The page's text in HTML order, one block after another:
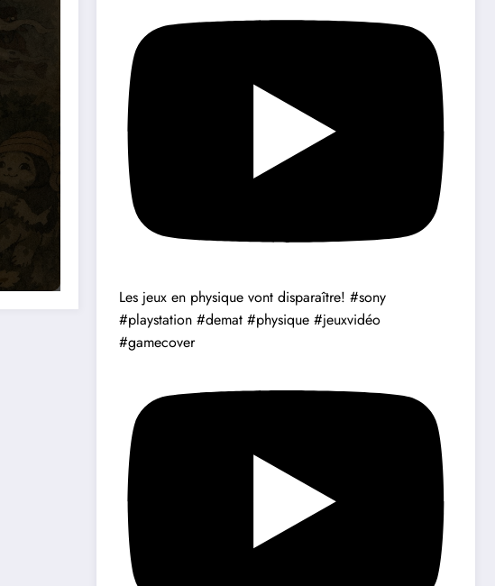
Les jeux en physique vont disparaître! #sony
#playstation #demat #physique #jeuxvidéo
#gamecover